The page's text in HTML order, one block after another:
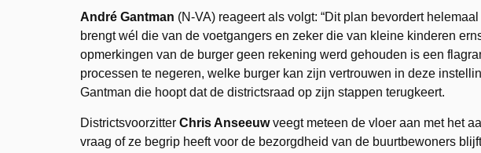
André Gantman (N-VA) reageert als volgt: “Dit plan bevordert
brengt wél die van de voetgangers en zeker die van kleine kinderen
opmerkingen van de burger geen rekening werd gehouden is een
processen te negeren, welke burger kan zijn vertrouwen in deze
Gantman die hoopt dat de districtsraad op zijn stappen terugkeert.
Districtsvoorzitter Chris Anseeuwveegt meteen de vloer aan met het
vraag of ze begrip heeft voor de bezorgdheid van de buurtbewoners